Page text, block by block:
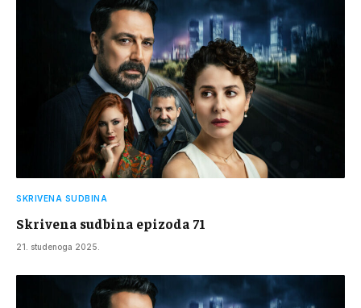
SKRIVENA SUDBINA
Skrivena sudbina epizoda 71
21. studenoga 2025.